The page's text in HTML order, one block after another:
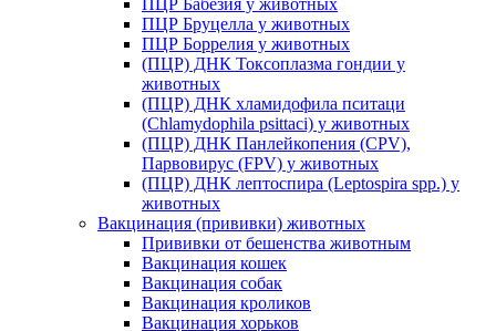
ПЦР Бабезия у животных
ПЦР Бруцелла у животных
ПЦР Боррелия у животных
(ПЦР) ДНК Токсоплазма гондии у
животных
(ПЦР) ДНК хламидофила пситаци
(Chlamydophila psittaci) у животных
(ПЦР) ДНК Панлейкопения (CPV),
Парвовирус (FPV) у животных
(ПЦР) ДНК лептоспира (Leptospira spp.) у
животных
Вакцинация (прививки) животных
Прививки от бешенства животным
Вакцинация кошек
Вакцинация собак
Вакцинация кроликов
Вакцинация хорьков